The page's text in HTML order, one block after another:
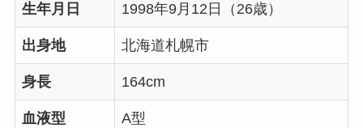
生年月日 1998年9月12日（26歳）
出身地 北海道札幌市
身長 164cm
血液型 A型